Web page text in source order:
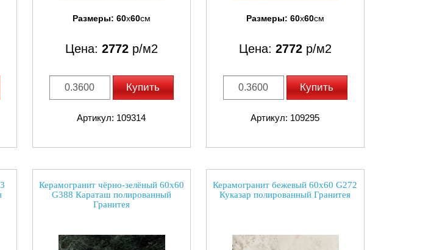
Размеры: 60x60см
Цена: 2772р/м2
Купить
Артикул: 109314
Размеры: 60x60см
Цена: 2772р/м2
Купить
Артикул: 109295
Керамогранит чёрно-зелёный 60х60
G388 Караташ полированный
Гранитея
Керамогранит бежевый 60х60 G272
Куказар полированный Гранитея